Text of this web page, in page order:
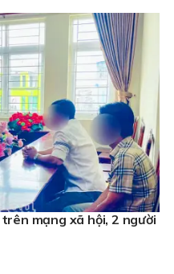
mạng xã hội, 2 người